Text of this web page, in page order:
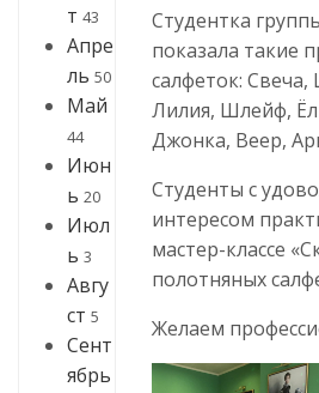
т 43
Апре
ль 50
Май
44
Июн
ь 20
Июл
ь 3
Авгу
ст 5
Сент
ябрь
Студентка
показала такие
салфеток:
Лилия, Шлейф,
Джонка, Веер,
Студенты с
интересом
мастер-классе
полотняных
Желаем